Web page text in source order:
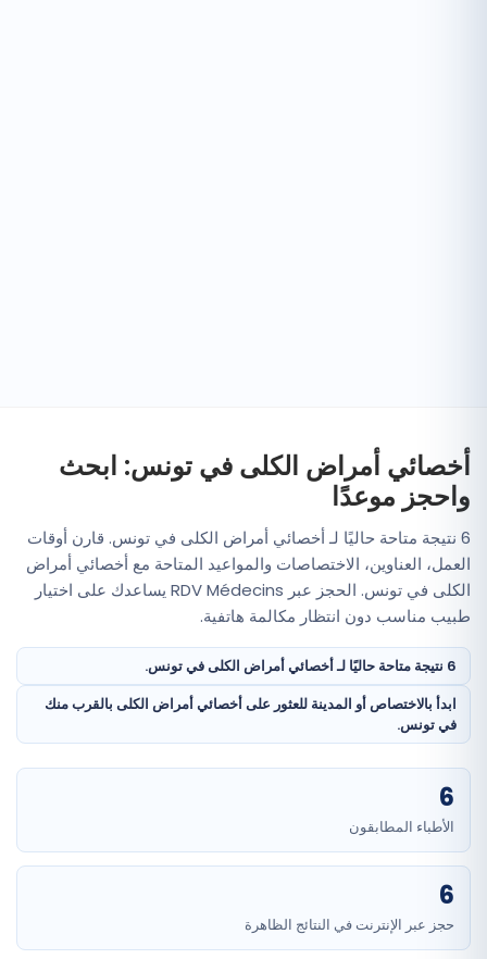
أخصائي أمراض الكلى في تونس: ابحث
واحجز موعدًا
6 نتيجة متاحة حاليًا لـ أخصائي أمراض الكلى في تونس. قارن أوقات
العمل، العناوين، الاختصاصات والمواعيد المتاحة مع أخصائي أمراض
الكلى في تونس. الحجز عبر RDV Médecins يساعدك على اختيار
طبيب مناسب دون انتظار مكالمة هاتفية.
6 نتيجة متاحة حاليًا لـ أخصائي أمراض الكلى في تونس.
ابدأ بالاختصاص أو المدينة للعثور على أخصائي أمراض الكلى بالقرب منك
في تونس.
6
الأطباء المطابقون
6
حجز عبر الإنترنت في النتائج الظاهرة